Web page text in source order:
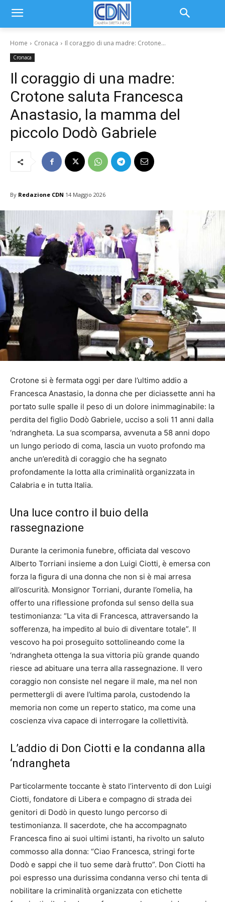
Home Cronaca Il coraggio di una madre: Crotone...
Cronaca
Il coraggio di una madre:
Crotone saluta Francesca
Anastasio, la mamma del
piccolo Dodò Gabriele
By Redazione CDN 14 Maggio 2026
Crotone si è fermata oggi per dare l’ultimo addio a
Francesca Anastasio, la donna che per diciassette anni ha
portato sulle spalle il peso di un dolore inimmaginabile: la
perdita del figlio Dodò Gabriele, ucciso a soli 11 anni dalla
‘ndrangheta. La sua scomparsa, avvenuta a 58 anni dopo
un lungo periodo di coma, lascia un vuoto profondo ma
anche un’eredità di coraggio che ha segnato
profondamente la lotta alla criminalità organizzata in
Calabria e in tutta Italia.
Una luce contro il buio della
rassegnazione
Durante la cerimonia funebre, officiata dal vescovo
Alberto Torriani insieme a don Luigi Ciotti, è emersa con
forza la figura di una donna che non si è mai arresa
all’oscurità. Monsignor Torriani, durante l’omelia, ha
offerto una riflessione profonda sul senso della sua
testimonianza: “La vita di Francesca, attraversando la
sofferenza, ha impedito al buio di diventare totale”. Il
vescovo ha poi proseguito sottolineando come la
‘ndrangheta ottenga la sua vittoria più grande quando
riesce ad abituare una terra alla rassegnazione. Il vero
coraggio non consiste nel negare il male, ma nel non
permettergli di avere l’ultima parola, custodendo la
memoria non come un reperto statico, ma come una
coscienza viva capace di interrogare la collettività.
L’addio di Don Ciotti e la condanna alla
‘ndrangheta
Particolarmente toccante è stato l’intervento di don Luigi
Ciotti, fondatore di Libera e compagno di strada dei
genitori di Dodò in questo lungo percorso di
testimonianza. Il sacerdote, che ha accompagnato
Francesca fino ai suoi ultimi istanti, ha rivolto un saluto
commosso alla donna: “Ciao Francesca, stringi forte
Dodò e sappi che il tuo seme darà frutto”. Don Ciotti ha
poi espresso una durissima condanna verso chi tenta di
nobilitare la criminalità organizzata con etichette